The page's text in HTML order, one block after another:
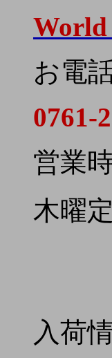
World
お電
0761-
営業
木曜
入荷